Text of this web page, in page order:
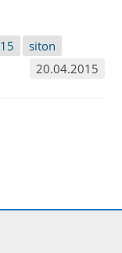
siton
20.04.2015